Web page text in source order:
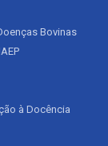
Bovinas
à Docência